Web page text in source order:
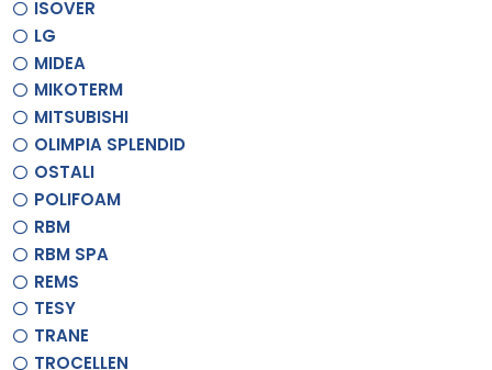
ISOVER
LG
MIDEA
MIKOTERM
MITSUBISHI
OLIMPIA SPLENDID
OSTALI
POLIFOAM
RBM
RBM SPA
REMS
TESY
TRANE
TROCELLEN